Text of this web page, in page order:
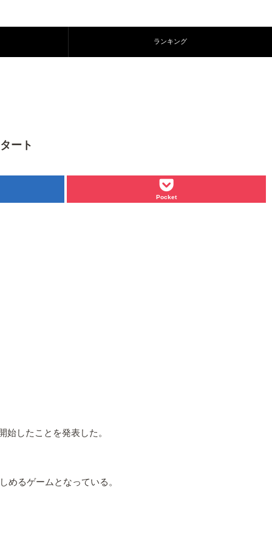
ランキング
ート
Pocket
したことを発表した。
めるゲームとなっている。